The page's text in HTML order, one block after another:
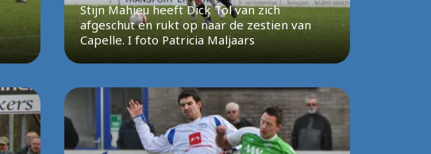
Stijn Mahieu heeft Dick Tol van zich
afgeschut en rukt op naar de zestien van
Capelle. I foto Patricia Maljaars